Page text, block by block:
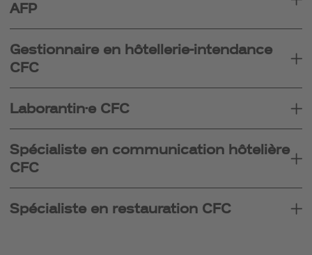
AFP
Gestionnaire en hôtellerie-intendance
CFC
Laborantin·e CFC
Spécialiste en communication hôtelière
CFC
Spécialiste en restauration CFC